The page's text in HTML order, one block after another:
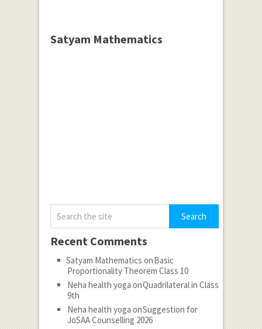
Satyam Mathematics
Recent Comments
Satyam Mathematics onBasic
Proportionality Theorem Class 10
Neha health yoga onQuadrilateral in Class
9th
Neha health yoga onSuggestion for
JoSAA Counselling 2026